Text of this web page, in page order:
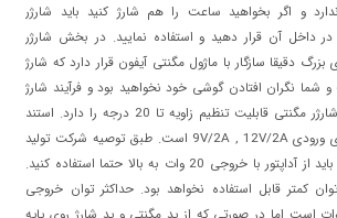
و اگر بخواهید ساعت را هم شارژ کنید باید شارژر
آن قرار دهید و استفاده نمایید. در بخش شارژر
16 آهنربای بزرگ دقیقا سازگار با ماژول مگنتی آیفون قرار دارد که شارژ
نگران افتادن گوشی خود نخواهید بود و فرآیند شارژ
سریع انجام خواهد شد. شارژر مگنتی قابلیت تنظیم زاویه تا 20 درجه را دارد. استند
شارژ بیسوس Swan دارای ورودی 9V/2A , 12V/2A است. طبق توصیه شرکت تولید
کننده برای استفاده از آن باید از آداپتور با خروجی 20 وات به بالا حتما استفاده کنید.
کمتر قابل استفاده نخواهد بود. حداکثر توان خروجی